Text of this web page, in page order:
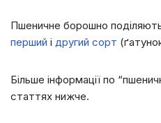
Пшеничне борошно
перший і другий сорт
Більше інформації по
статтях нижче.